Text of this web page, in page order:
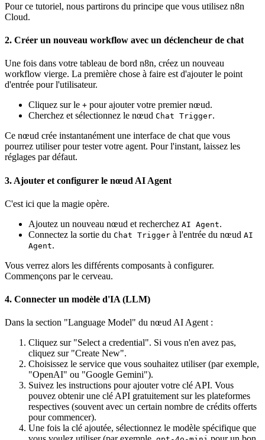
Pour ce tutoriel, nous partirons du principe que vous utilisez n8n
Cloud.
2. Créer un nouveau workflow avec un déclencheur de chat
Une fois dans votre tableau de bord n8n, créez un nouveau
workflow vierge. La première chose à faire est d'ajouter le point
d'entrée pour l'utilisateur.
Cliquez sur le + pour ajouter votre premier nœud.
Cherchez et sélectionnez le nœud Chat Trigger.
Ce nœud crée instantanément une interface de chat que vous
pourrez utiliser pour tester votre agent. Pour l'instant, laissez les
réglages par défaut.
3. Ajouter et configurer le nœud AI Agent
C'est ici que la magie opère.
Ajoutez un nouveau nœud et recherchez AI Agent.
Connectez la sortie du Chat Trigger à l'entrée du nœud AI
Agent.
Vous verrez alors les différents composants à configurer.
Commençons par le cerveau.
4. Connecter un modèle d'IA (LLM)
Dans la section "Language Model" du nœud AI Agent :
Cliquez sur "Select a credential". Si vous n'en avez pas,
cliquez sur "Create New".
Choisissez le service que vous souhaitez utiliser (par exemple,
"OpenAI" ou "Google Gemini").
Suivez les instructions pour ajouter votre clé API. Vous
pouvez obtenir une clé API gratuitement sur les plateformes
respectives (souvent avec un certain nombre de crédits offerts
pour commencer).
Une fois la clé ajoutée, sélectionnez le modèle spécifique que